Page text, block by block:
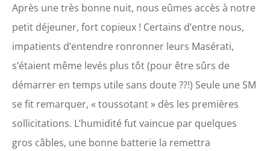
Après une très bonne nuit, nous eûmes accès à notre
petit déjeuner, fort copieux ! Certains d’entre nous,
impatients d’entendre ronronner leurs Masérati,
s’étaient même levés plus tôt (pour être sûrs de
démarrer en temps utile sans doute ??!) Seule une SM
se fit remarquer, « toussotant » dès les premières
sollicitations. L’humidité fut vaincue par quelques
gros câbles, une bonne batterie la remettra